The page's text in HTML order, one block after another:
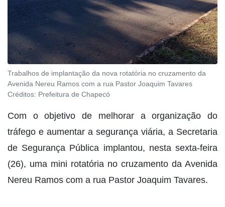
Trabalhos de implantação da nova rotatória no cruzamento da
Avenida Nereu Ramos com a rua Pastor Joaquim Tavares
Créditos: Prefeitura de Chapecó
Com o objetivo de melhorar a organização do
tráfego e aumentar a segurança viária, a Secretaria
de Segurança Pública implantou, nesta sexta-feira
(26), uma mini rotatória no cruzamento da Avenida
Nereu Ramos com a rua Pastor Joaquim Tavares.